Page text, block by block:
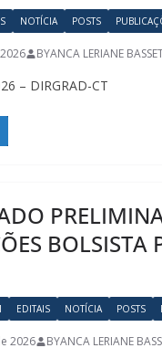
NOTÍCIA POSTS
BYANCA LERIANE
– DIRGRAD-CT
BOLSISTA
EDITAIS NOTÍCIA POSTS
2026 BYANCA LERIANE